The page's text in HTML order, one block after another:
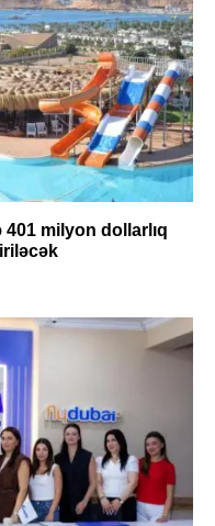
milyon dollarlıq